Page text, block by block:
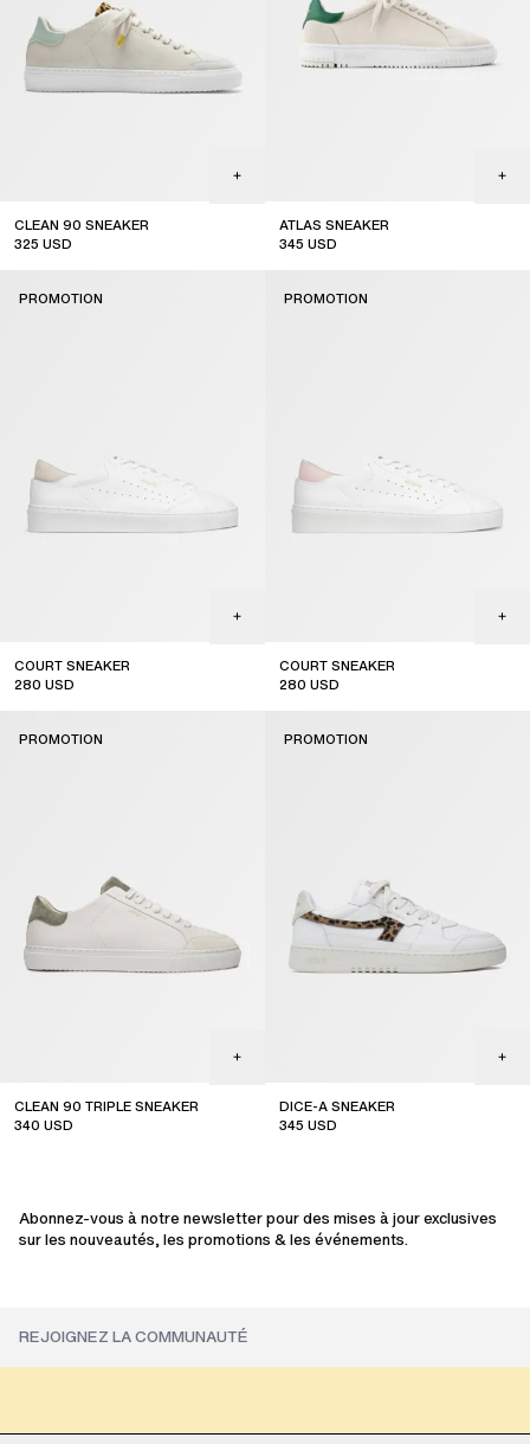
CLEAN 90 SNEAKER
325 USD
ATLAS SNEAKER
345 USD
COURT SNEAKER
280 USD
PROMOTION
COURT SNEAKER
280 USD
PROMOTION
CLEAN 90 TRIPLE SNEAKER
340 USD
PROMOTION
DICE-A SNEAKER
345 USD
PROMOTION
Abonnez-vous à notre newsletter pour des mises à jour exclusives
sur les nouveautés, les promotions & les événements.